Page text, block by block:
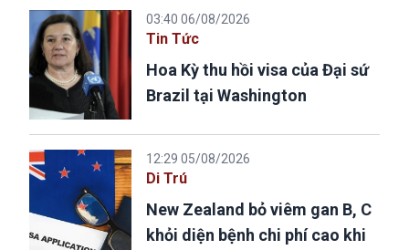
03:40 06/08/2026
Tin Tức
Hoa Kỳ thu hồi visa của Đại sứ
Brazil tại Washington
12:29 05/08/2026
Di Trú
New Zealand bỏ viêm gan B, C
khỏi diện bệnh chi phí cao khi